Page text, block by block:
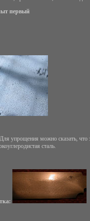
первый
упрощения можно сказать,
сталь.